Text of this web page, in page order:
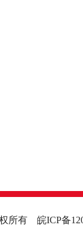
所有 皖ICP备